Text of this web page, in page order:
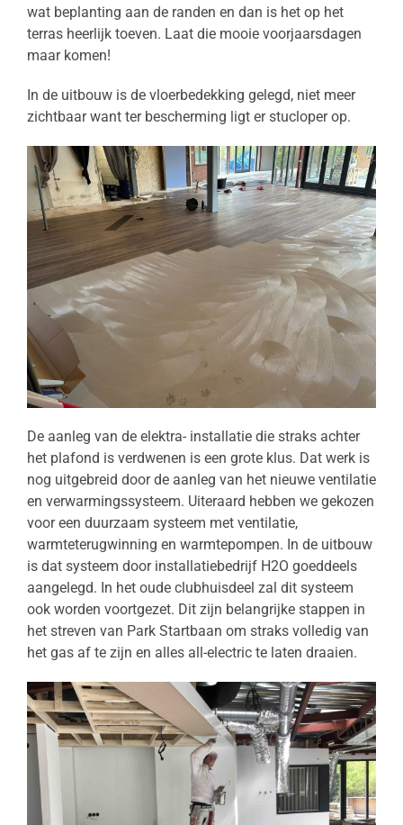
wat beplanting aan de randen en dan is het op het
terras heerlijk toeven. Laat die mooie voorjaarsdagen
maar komen!
In de uitbouw is de vloerbedekking gelegd, niet meer
zichtbaar want ter bescherming ligt er stucloper op.
De aanleg van de elektra- installatie die straks achter
het plafond is verdwenen is een grote klus. Dat werk is
nog uitgebreid door de aanleg van het nieuwe ventilatie
en verwarmingssysteem. Uiteraard hebben we gekozen
voor een duurzaam systeem met ventilatie,
warmteterugwinning en warmtepompen. In de uitbouw
is dat systeem door installatiebedrijf H2O goeddeels
aangelegd. In het oude clubhuisdeel zal dit systeem
ook worden voortgezet. Dit zijn belangrijke stappen in
het streven van Park Startbaan om straks volledig van
het gas af te zijn en alles all-electric te laten draaien.